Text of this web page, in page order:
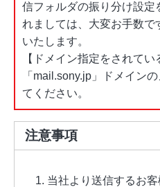
信フォルダの振り分け設
れましては、大変お手数
いたします。
【ドメイン指定をされてい
「mail.sony.jp」ドメイン
てください。
注意事項
当社より送信するお